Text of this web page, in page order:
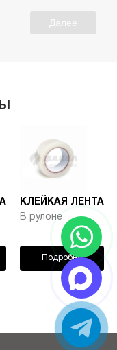
Далее
КЛЕЙКАЯ ЛЕНТА
В рулоне
Подробно